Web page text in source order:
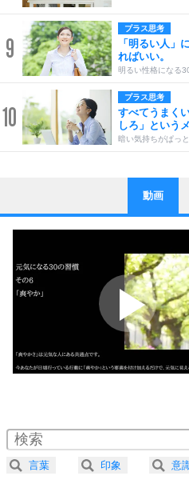
9
プラス思考
「明るい人」
ればいい。
明るい性格になる
10
プラス思考
すべてうまく
しろ」という
暗い気持ちがぱっ
1
ストレス対策
他人と比べな
いっそのこと
いらいらしない人
プラス思考
ポジティブに
ポジティブ思考に
ストレス対策
人生、なんと
気楽に生きる30の
4 器の大きい人
プラス思考
動画
2.0倍速 （129KB 32秒）
2.5倍速 （103KB 26秒）
3.0倍速 （86KB 21秒）
言葉 印象 意